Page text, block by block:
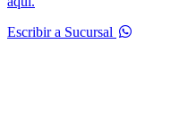
Escribir a Sucursal